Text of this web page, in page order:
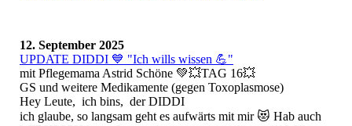
12. September 2025
UPDATE DIDDI 💙 "Ich wills wissen 💪"
mit Pflegemama Astrid Schöne 💚💥TAG 16💥
GS und weitere Medikamente (gegen Toxoplasmose)
Hey Leute, ich bins, der DIDDI
ich glaube, so langsam geht es aufwärts mit mir 😻 Hab auch